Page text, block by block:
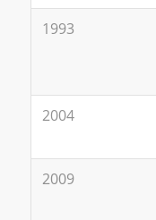
1993
2004
2009